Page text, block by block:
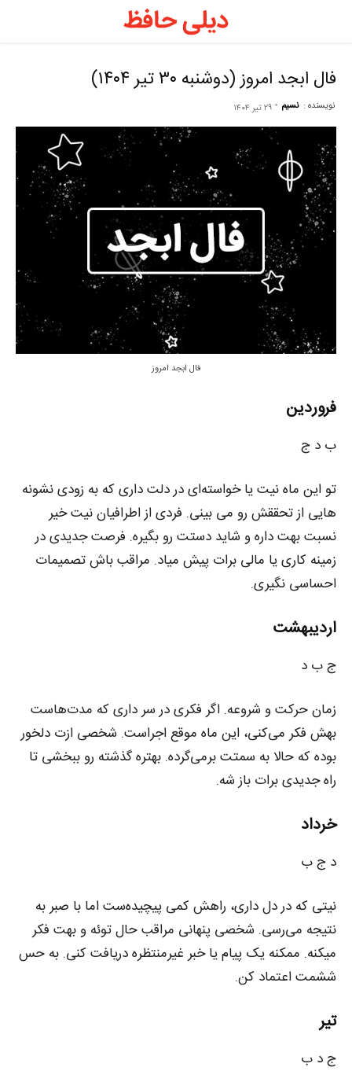
فال ابجد امروز (دوشنبه ۳۰ تیر ۱۴۰۴)
نویسنده : نسیم - ۲۹ تیر ۱۴۰۴
فال ابجد امروز
فروردین
ب د ج
تو این ماه نیت یا خواسته‌ای در دلت داری که به زودی نشونه‌
هایی از تحققش رو می‌ بینی. فردی از اطرافیان نیت خیر
نسبت بهت داره و شاید دستت رو بگیره. فرصت جدیدی در
زمینه کاری یا مالی برات پیش میاد. مراقب باش تصمیمات
احساسی نگیری.
اردیبهشت
ج ب د
زمان حرکت و شروعه. اگر فکری در سر داری که مدت‌هاست
بهش فکر می‌کنی، این ماه موقع اجراست. شخصی ازت دلخور
بوده که حالا به سمتت برمی‌گرده. بهتره گذشته رو ببخشی تا
راه جدیدی برات باز شه.
خرداد
د ج ب
نیتی که در دل داری، راهش کمی پیچیده‌ست اما با صبر به
نتیجه می‌رسی. شخصی پنهانی مراقب حال توئه و بهت فکر
میکنه. ممکنه یک پیام یا خبر غیرمنتظره دریافت کنی. به حس
ششمت اعتماد کن.
تیر
ج د ب